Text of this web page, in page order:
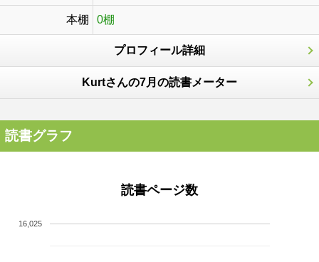
本棚 0棚
プロフィール詳細
Kurtさんの7月の読書メーター
読書グラフ
読書ページ数
16,025